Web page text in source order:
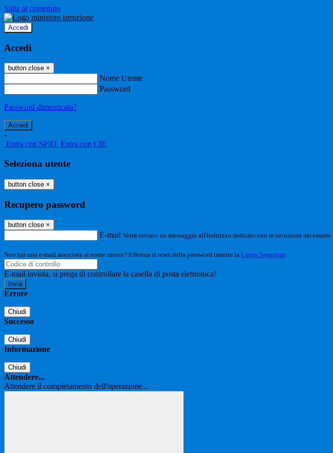
Salta al contenuto
Accedi
Accedi
button close ×
Nome Utente
Password
Password dimenticata?
-
Entra con SPID Entra con CIE
Seleziona utente
button close ×
Recupero password
button close ×
E-mail Verrà inviato un messaggio all'indirizzo indicato con le istruzioni necessarie.
Non hai una e-mail associata al nome utente? Effettua il reset della password tramite la Login Spaggiari
E-mail inviata, si prega di controllare la casella di posta elettronica!
Errore
Chiudi
Successo
Chiudi
Informazione
Chiudi
Attendere...
Attendere il completamento dell'operazione...